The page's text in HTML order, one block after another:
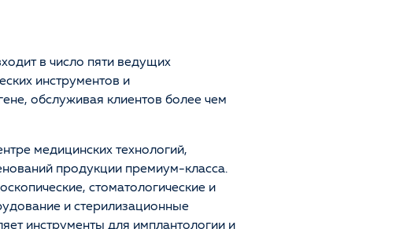
в число пяти ведущих
инструментов и
обслуживая клиентов более чем
медицинских технологий,
продукции премиум-класса.
стоматологические и
и стерилизационные
инструменты для имплантологии и